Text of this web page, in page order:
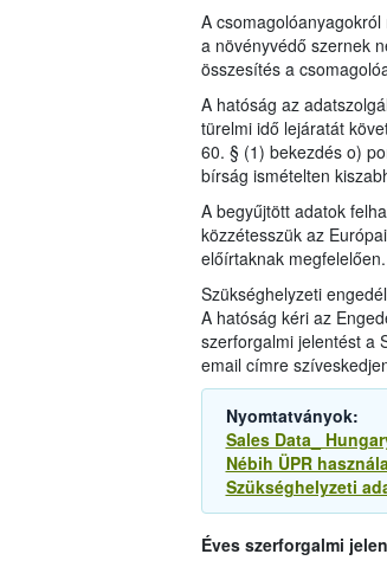
A
a növényvédő szernek
összesítés a
A hatóság az
türelmi idő lejáratát
60. § (1) bekezdés o)
bírság ismételten
A begyűjtött adatok
közzétesszük az
előírtaknak megfelelően.
Szükséghelyzeti
A hatóság kéri az
szerforgalmi jelentést a
email címre
Nyomtatványok:
Sales Data_
Nébih ÜPR
Szükséghelyzeti
Éves szerforgalmi